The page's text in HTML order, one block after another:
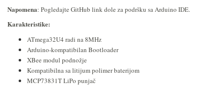
Napomena: Pogledajte GitHub link dole za podršku sa Arduino IDE.
Karakteristike:
ATmega32U4 radi na 8MHz
Arduino-kompatibilan Bootloader
XBee modul podnožje
Kompatibilna sa litijum polimer baterijom
MCP73831T LiPo punjač